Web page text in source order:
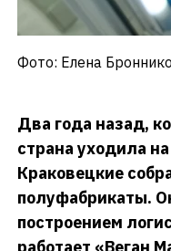
Фото: Елена
Два года назад,
страна уходила
Краковецкие
полуфабрикаты.
построением
работает «Веган